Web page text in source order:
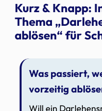
Kurz & Knapp:
Thema
ablösen“ für
Was passiert,
vorzeitig
Will ein